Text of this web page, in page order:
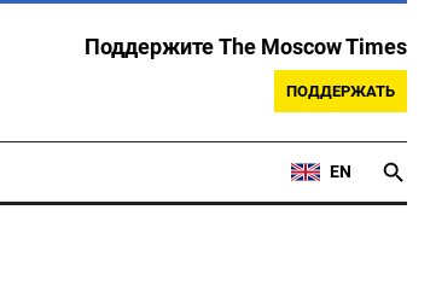
Поддержите The Moscow Times
ПОДДЕРЖАТЬ
EN